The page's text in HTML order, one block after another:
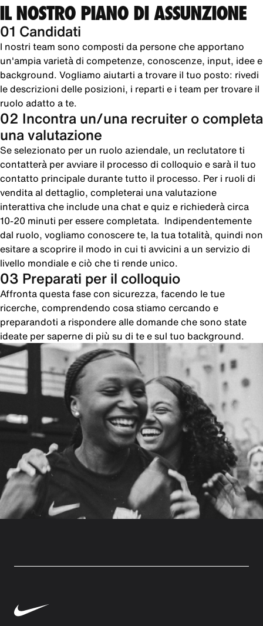
IL NOSTRO PIANO DI ASSUNZIONE
01 Candidati
I nostri team sono composti da persone che apportano
un'ampia varietà di competenze, conoscenze, input, idee e
background. Vogliamo aiutarti a trovare il tuo posto: rivedi
le descrizioni delle posizioni, i reparti e i team per trovare il
ruolo adatto a te.
02 Incontra un/una recruiter o completa
una valutazione
Se selezionato per un ruolo aziendale, un reclutatore ti
contatterà per avviare il processo di colloquio e sarà il tuo
contatto principale durante tutto il processo. Per i ruoli di
vendita al dettaglio, completerai una valutazione
interattiva che include una chat e quiz e richiederà circa
10-20 minuti per essere completata. Indipendentemente
dal ruolo, vogliamo conoscere te, la tua totalità, quindi non
esitare a scoprire il modo in cui ti avvicini a un servizio di
livello mondiale e ciò che ti rende unico.
03 Preparati per il colloquio
Affronta questa fase con sicurezza, facendo le tue
ricerche, comprendendo cosa stiamo cercando e
preparandoti a rispondere alle domande che sono state
ideate per saperne di più su di te e sul tuo background.